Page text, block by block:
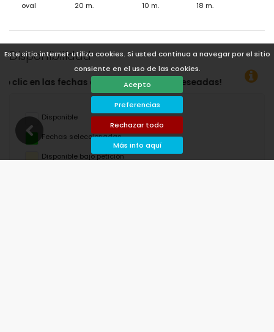
Este sitio internet utiliza cookies. Si usted continua a navegar por el sitio
consiente en el uso de las cookies.
Acepto
Preferencias
Rechazar todo
Más info aquí
oval
20 m.
10 m.
18 m.
Disponibilidad
llegada y salida deseadas!
Disponible
Fechas seleccionadas
Disponible bajo petición